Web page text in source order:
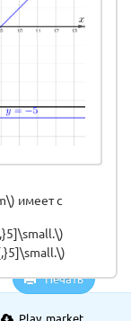
Печать
имеет с
Play market